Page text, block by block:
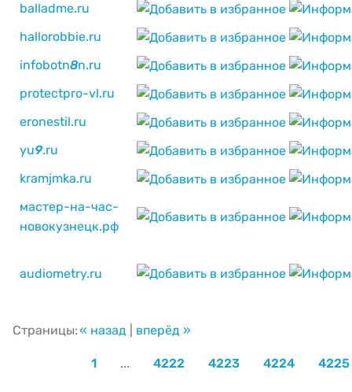
balladme.ru
hallorobbie.ru
infobotn8n.ru
protectpro-vl.ru
eronestil.ru
yu9.ru
kramjmka.ru
мастер-на-час-
новокузнецк.рф
audiometry.ru
Страницы:« назад вперёд »
1 ... 4222 4223 4224 4225